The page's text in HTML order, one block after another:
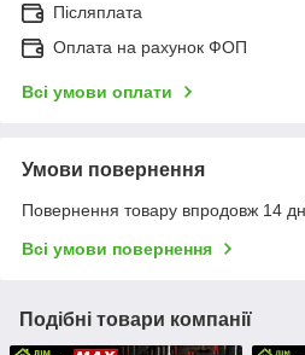
Післяплата
Оплата на рахунок ФОП
Всі умови оплати
Умови повернення
Повернення товару впродовж 14
Всі умови повернення
Подібні товари компанії